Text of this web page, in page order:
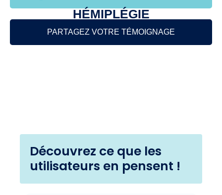
HÉMIPLÉGIE
PARTAGEZ VOTRE TÉMOIGNAGE
Découvrez ce que les
utilisateurs en pensent !